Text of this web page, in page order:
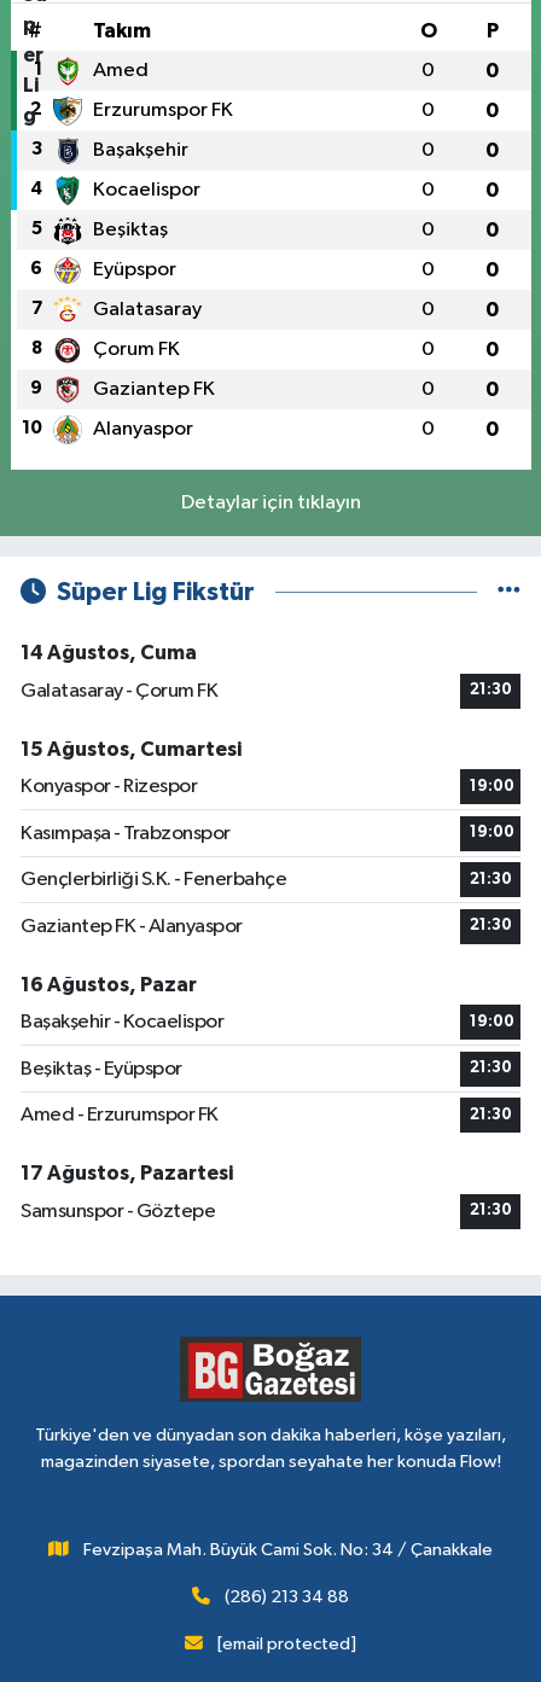
# Takım O P
1 Amed 0 0
2 Erzurumspor FK 0 0
3 Başakşehir 0 0
4 Kocaelispor 0 0
5 Beşiktaş 0 0
6 Eyüpspor 0 0
7 Galatasaray 0 0
8 Çorum FK 0 0
9 Gaziantep FK 0 0
10 Alanyaspor 0 0
Detaylar için tıklayın
Süper Lig Fikstür
14 Ağustos, Cuma
Galatasaray - Çorum FK
21:30
15 Ağustos, Cumartesi
Konyaspor - Rizespor
19:00
Kasımpaşa - Trabzonspor 19:00
Gençlerbirliği S.K. - Fenerbahçe 21:30
Gaziantep FK - Alanyaspor 21:30
16 Ağustos, Pazar
Başakşehir - Kocaelispor
19:00
Beşiktaş - Eyüpspor 21:30
Amed - Erzurumspor FK 21:30
17 Ağustos, Pazartesi
Samsunspor - Göztepe
21:30
Türkiye'den ve dünyadan son dakika haberleri, köşe yazıları,
magazinden siyasete, spordan seyahate her konuda Flow!
Fevzipaşa Mah. Büyük Cami Sok. No: 34 / Çanakkale
(286) 213 34 88
[email protected]